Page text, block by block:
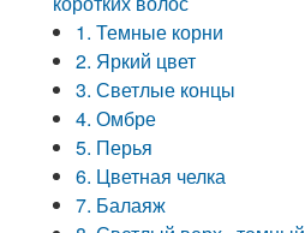
1. Темные корни
2. Яркий цвет
3. Светлые концы
4. Омбре
5. Перья
6. Цветная челка
7. Балаяж